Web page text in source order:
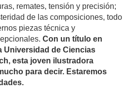
remates, tensión y precisión;
de las composiciones, todo
piezas técnica y
Con un título en
Universidad de Ciencias
esta joven ilustradora
para decir. Estaremos